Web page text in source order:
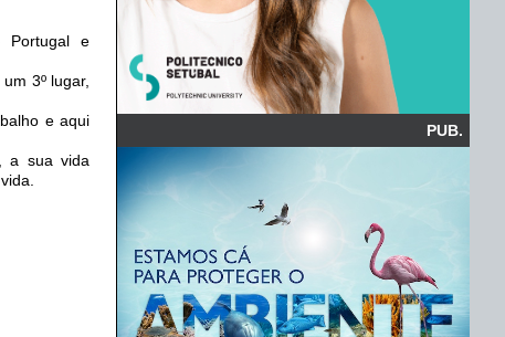
Portugal e
3º lugar,
e aqui
a sua vida
PUB.